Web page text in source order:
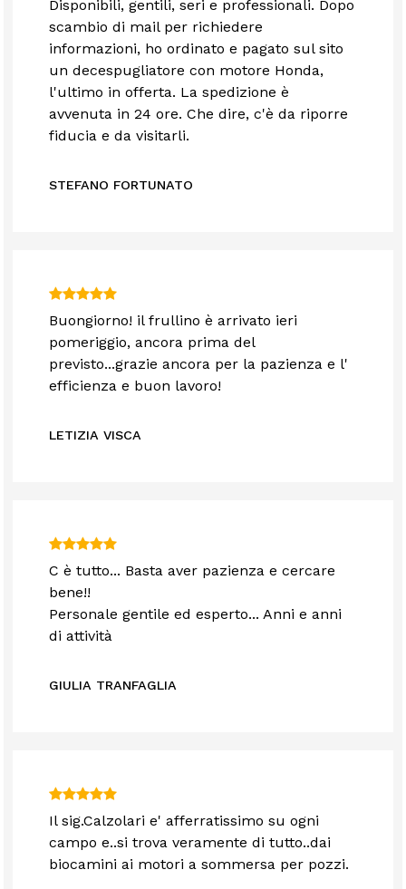
Disponibili, gentili, seri e professionali. Dopo
scambio di mail per richiedere
informazioni, ho ordinato e pagato sul sito
un decespugliatore con motore Honda,
l'ultimo in offerta. La spedizione è
avvenuta in 24 ore. Che dire, c'è da riporre
fiducia e da visitarli.
STEFANO FORTUNATO
Buongiorno! il frullino è arrivato ieri
pomeriggio, ancora prima del
previsto...grazie ancora per la pazienza e l'
efficienza e buon lavoro!
LETIZIA VISCA
C è tutto... Basta aver pazienza e cercare
bene!!
Personale gentile ed esperto... Anni e anni
di attività
GIULIA TRANFAGLIA
Il sig.Calzolari e' afferratissimo su ogni
campo e..si trova veramente di tutto..dai
biocamini ai motori a sommersa per pozzi.